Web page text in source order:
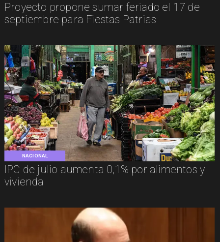
Proyecto propone sumar feriado el 17 de
septiembre para Fiestas Patrias
NACIONAL
IPC de julio aumenta 0,1% por alimentos y
vivienda